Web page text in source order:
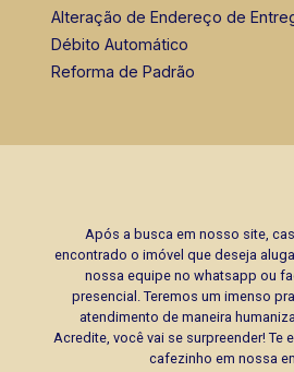
Alteração de Endereço de
Débito Automático
Reforma de Padrão
Após a busca em nosso site,
encontrado o imóvel que deseja
nossa equipe no whatsapp ou
presencial. Teremos um imenso
atendimento de maneira
Acredite, você vai se surpreender! Te
cafezinho em nossa